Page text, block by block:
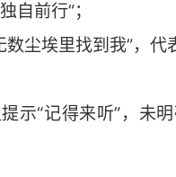
自前行”；
尘埃里找到我”，
示“记得来听”，未